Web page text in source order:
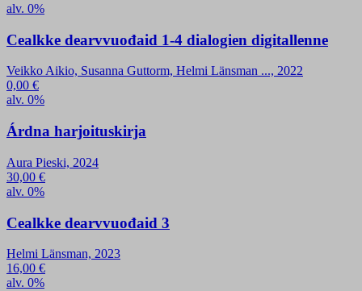
alv. 0%
Cealkke dearvvuođaid 1-4 dialogien digitallenne
Veikko Aikio, Susanna Guttorm, Helmi Länsman ..., 2022
0,00 €
alv. 0%
Árdna harjoituskirja
Aura Pieski, 2024
30,00 €
alv. 0%
Cealkke dearvvuođaid 3
Helmi Länsman, 2023
16,00 €
alv. 0%